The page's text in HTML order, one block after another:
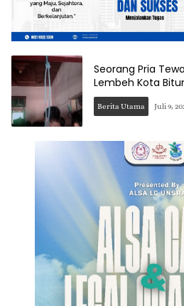
Seorang Pria
Lembeh Kota
Berita Utama Juli 9,